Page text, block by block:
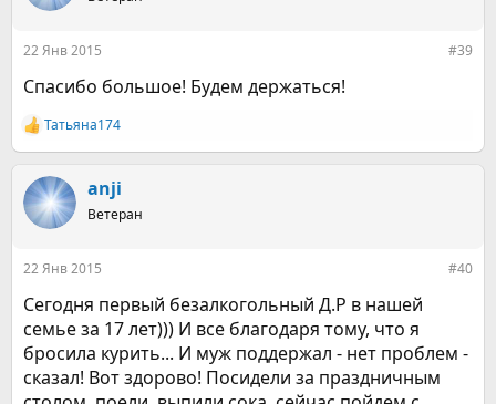
22 Янв 2015 #39
Спасибо большое! Будем держаться!
Р
е
к
ц
и
Татьяна174
anji
Ветеран
22 Янв 2015 #40
Сегодня первый безалкогольный Д.Р в нашей
семье за 17 лет))) И все благодаря тому, что я
бросила курить... И муж поддержал - нет проблем -
сказал! Вот здорово! Посидели за праздничным